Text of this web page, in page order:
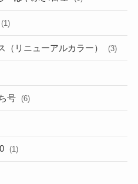
(1)
（リニューアルカラー） (3)
号 (6)
(1)